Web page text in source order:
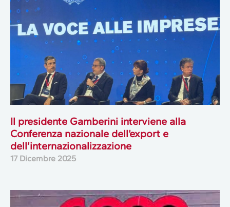
Il presidente Gamberini interviene alla
Conferenza nazionale dell’export e
dell’internazionalizzazione
17 Dicembre 2025